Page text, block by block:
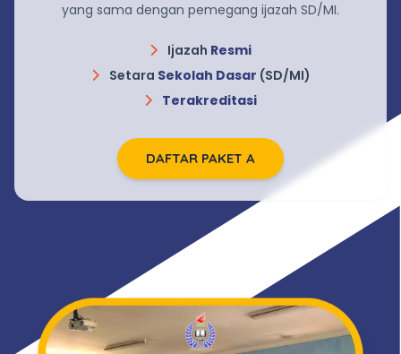
yang sama dengan pemegang ijazah SD/MI.
Ijazah Resmi
Setara Sekolah Dasar (SD/MI)
Terakreditasi
DAFTAR PAKET A